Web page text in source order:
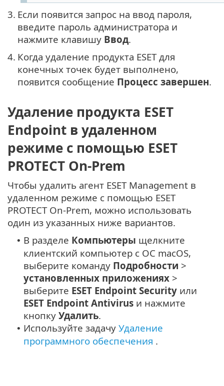
3. Если появится запрос на ввод пароля,
введите пароль администратора и
нажмите клавишу Ввод.
4. Когда удаление продукта ESET для
конечных точек будет выполнено,
появится сообщение Процесс завершен.
Удаление продукта ESET
Endpoint в удаленном
режиме с помощью ESET
PROTECT On-Prem
Чтобы удалить агент ESET Management в
удаленном режиме с помощью ESET
PROTECT On-Prem, можно использовать
один из указанных ниже вариантов.
• В разделе Компьютеры щелкните
клиентский компьютер с ОС macOS,
выберите команду Подробности >
установленных приложениях >
выберите ESET Endpoint Security или
ESET Endpoint Antivirus и нажмите
кнопку Удалить.
• Используйте задачу Удаление
программного обеспечения .